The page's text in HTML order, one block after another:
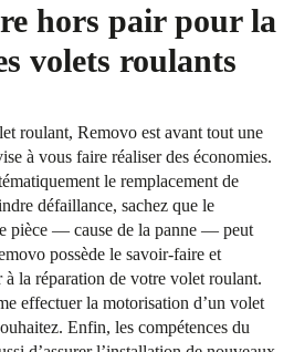
hors pair pour la
volets roulants
roulant, Removo est avant tout une
à vous faire réaliser des économies.
le remplacement de
défaillance, sachez que le
pièce — cause de la panne — peut
possède le savoir-faire et
à la réparation de votre volet roulant.
effectuer la motorisation d’un volet
Enfin, les compétences du